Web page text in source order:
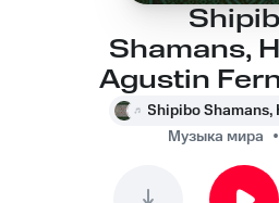
Shamans,
Agustin
Icaro For
Музыка мира